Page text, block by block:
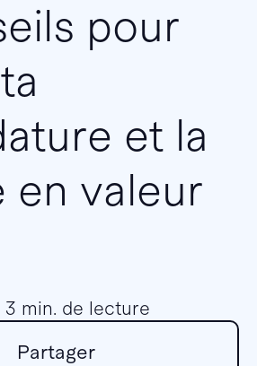
pour
et la
en valeur
3 min. de lecture
Partager